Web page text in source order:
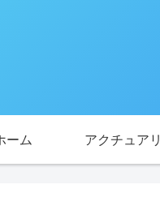
ーム アクチュア